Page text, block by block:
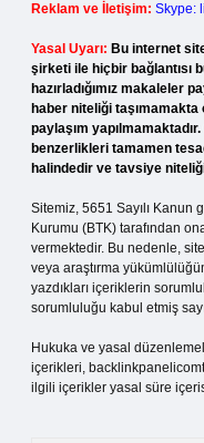
Reklam ve İletişim: Skype:
Yasal Uyarı: Bu internet
şirketi ile hiçbir bağlantısı
hazırladığımız makaleler
haber niteliği
paylaşım
benzerlikleri tamamen
halindedir ve tavsiye
Sitemiz, 5651 Sayılı
Kurumu (BTK) tarafından
vermektedir. Bu nedenle,
veya araştırma
yazdıkları içeriklerin
sorumluluğu kabul etmiş
Hukuka ve yasal
içerikleri,
ilgili içerikler yasal süre